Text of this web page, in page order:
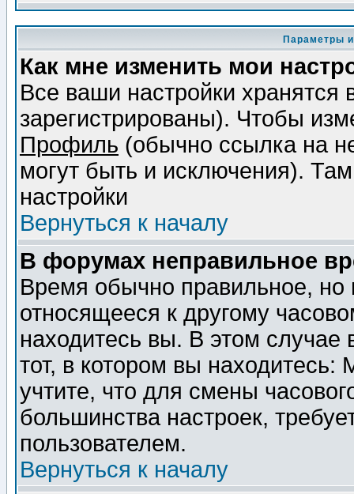
Параметры
Как мне изменить мои
Все ваши настройки
зарегистрированы). Чтобы
Профиль (обычно ссылка на
могут быть и исключения).
настройки
Вернуться к началу
В форумах неправильное
Время обычно правильное,
относящееся к другому
находитесь вы. В этом
тот, в котором вы
учтите, что для смены
большинства настроек,
пользователем.
Вернуться к началу